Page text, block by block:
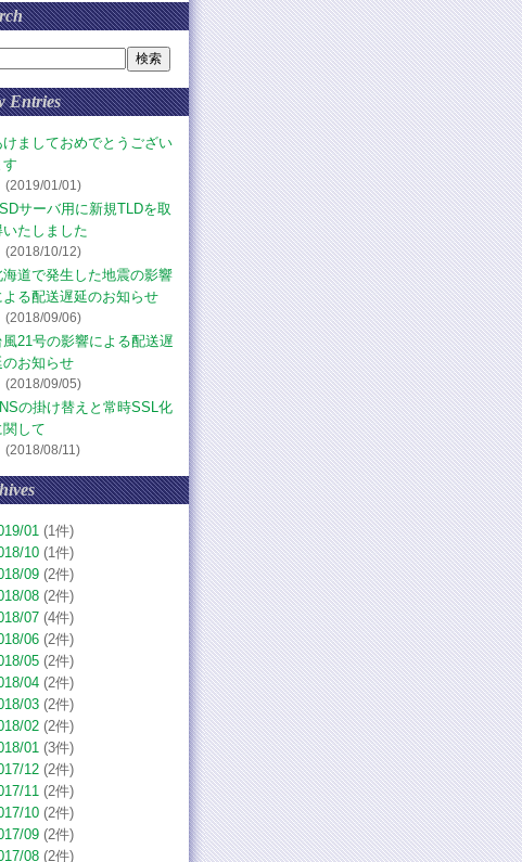
Entries
けましておめでとうござい
す
(2019/01/01)
サーバ用に新規TLDを取
いたしました
(2018/10/12)
海道で発生した地震の影響
よる配送遅延のお知らせ
(2018/09/06)
風21号の影響による配送遅
のお知らせ
(2018/09/05)
の掛け替えと常時SSL化
関して
(2018/08/11)
01 (1件)
10 (1件)
09 (2件)
08 (2件)
07 (4件)
06 (2件)
05 (2件)
04 (2件)
03 (2件)
02 (2件)
01 (3件)
12 (2件)
11 (2件)
10 (2件)
09 (2件)
08 (2件)